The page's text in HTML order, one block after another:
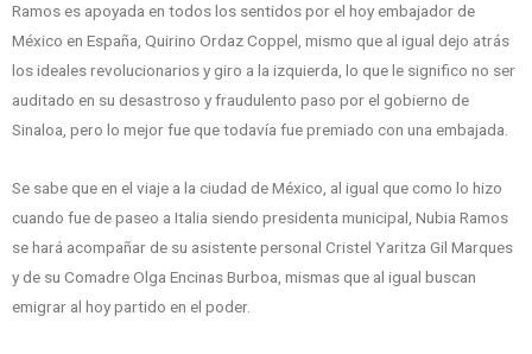
Ramos es apoyada en todos los sentidos por el hoy embajador de
México en España, Quirino Ordaz Coppel, mismo que al igual dejo atrás
los ideales revolucionarios y giro a la izquierda, lo que le significo no ser
auditado en su desastroso y fraudulento paso por el gobierno de
Sinaloa, pero lo mejor fue que todavía fue premiado con una embajada.
Se sabe que en el viaje a la ciudad de México, al igual que como lo hizo
cuando fue de paseo a Italia siendo presidenta municipal, Nubia Ramos
se hará acompañar de su asistente personal Cristel Yaritza Gil Marques
y de su Comadre Olga Encinas Burboa, mismas que al igual buscan
emigrar al hoy partido en el poder.